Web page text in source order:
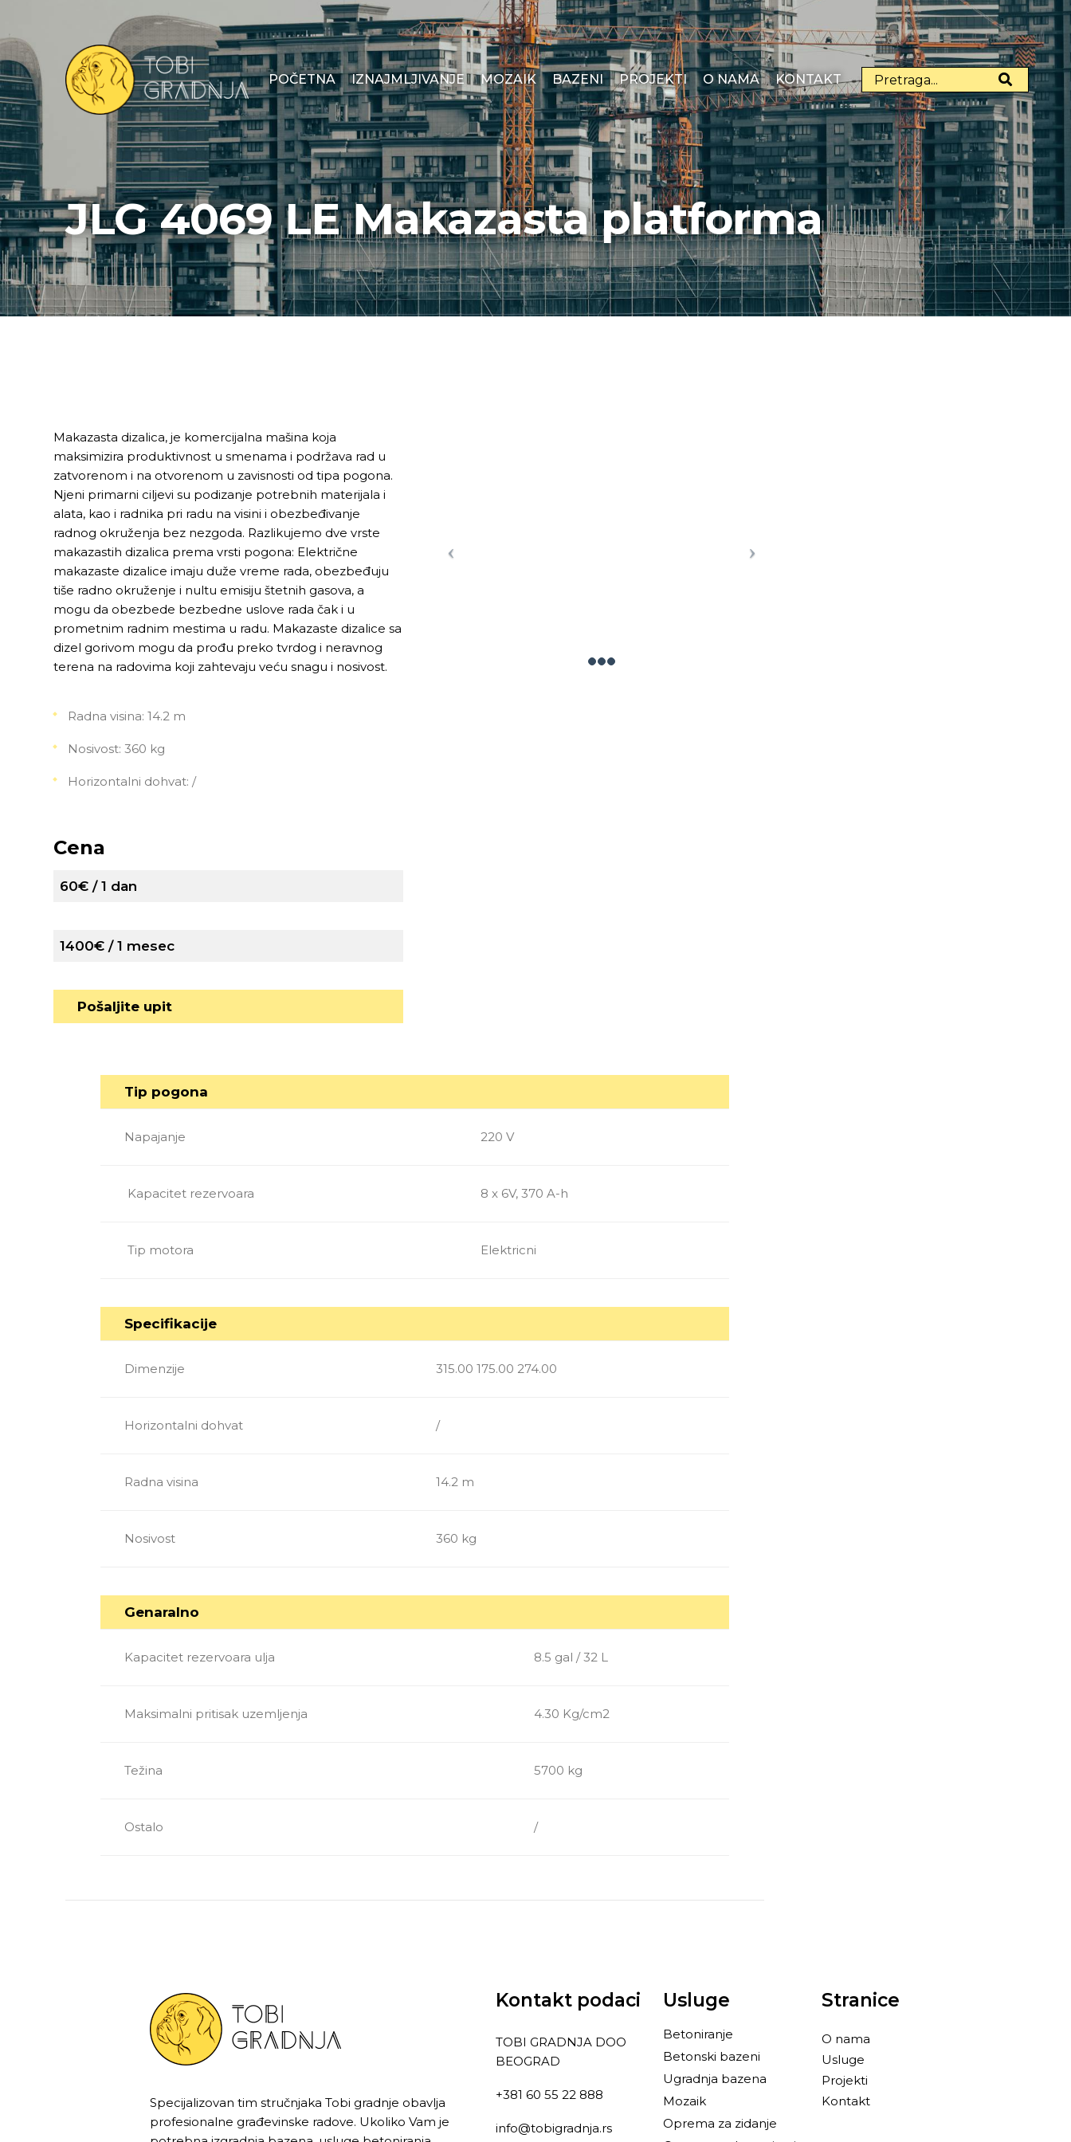
POČETNA IZNAJMLJIVANJE MOZAIK BAZENI PROJEKTI O NAMA KONTAKT
JLG 4069 LE Makazasta platforma
Makazasta dizalica, je komercijalna mašina koja
maksimizira produktivnost u smenama i podržava rad u
zatvorenom i na otvorenom u zavisnosti od tipa pogona.
Njeni primarni ciljevi su podizanje potrebnih materijala i
alata, kao i radnika pri radu na visini i obezbeđivanje
radnog okruženja bez nezgoda. Razlikujemo dve vrste
makazastih dizalica prema vrsti pogona: Električne
makazaste dizalice imaju duže vreme rada, obezbeđuju
tiše radno okruženje i nultu emisiju štetnih gasova, a
mogu da obezbede bezbedne uslove rada čak i u
prometnim radnim mestima u radu. Makazaste dizalice sa
dizel gorivom mogu da prođu preko tvrdog i neravnog
terena na radovima koji zahtevaju veću snagu i nosivost.
Radna visina: 14.2 m
Nosivost: 360 kg
Horizontalni dohvat: /
Cena
60€ / 1 dan
1400€ / 1 mesec
Pošaljite upit
Tip pogona
Napajanje 220 V
Kapacitet rezervoara 8 x 6V, 370 A-h
Tip motora Elektricni
Specifikacije
Dimenzije 315.00 175.00 274.00
Horizontalni dohvat /
Radna visina 14.2 m
Nosivost 360 kg
Genaralno
Kapacitet rezervoara ulja 8.5 gal / 32 L
Maksimalni pritisak uzemljenja 4.30 Kg/cm2
Težina 5700 kg
Ostalo /
Specijalizovan tim stručnjaka Tobi gradnje obavlja
profesionalne građevinske radove. Ukoliko Vam je
Kontakt podaci
TOBI GRADNJA DOO
BEOGRAD
+381 60 55 22 888
info@tobigradnja.rs
Usluge
Betoniranje
Betonski bazeni
Ugradnja bazena
Mozaik
Oprema za zidanje
Stranice
O nama
Usluge
Projekti
Kontakt